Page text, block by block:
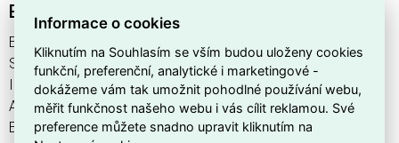
EGO ACCENT 13W 4000K DALI BK
EGO ACCENT 13W 4000K DALI BK najdete v kategoriích
Svítidla, Svítidla, světelné zdroje a LED osvětlení, výrobce
Ideal Lux, EAN 8021696321820, kód dodavatele . EGO
ACCENT 13W 4000K DALI BK nabízíme od 1 ks. Kód EMAS
EGO ACCENT 13W 4000K DALI BK je ELSVOS1786160.
Informace o cookies
Kliknutím na Souhlasím se vším budou uloženy cookies
funkční, preferenční, analytické i marketingové -
dokážeme vám tak umožnit pohodlné používání webu,
měřit funkčnost našeho webu i vás cílit reklamou. Své
preference můžete snadno upravit kliknutím na